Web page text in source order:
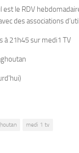
est le RDV
des associations
à 21h45 sur medi1 TV
medi 1 tv